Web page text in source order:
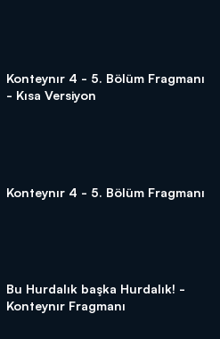
Konteynır 4 - 5. Bölüm Fragmanı
- Kısa Versiyon
Konteynır 4 - 5. Bölüm Fragmanı
Bu Hurdalık başka Hurdalık! -
Konteynır Fragmanı